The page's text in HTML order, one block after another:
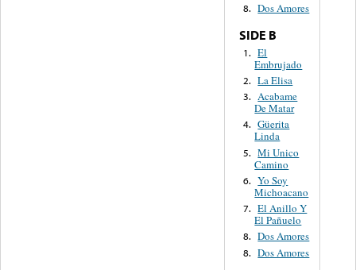
8. Dos Amores
SIDE B
1. El
Embrujado
2. La Elisa
3. Acabame
De Matar
4. Güerita
Linda
5. Mi Unico
Camino
6. Yo Soy
Michoacano
7. El Anillo Y
El Pañuelo
8. Dos Amores
8. Dos Amores